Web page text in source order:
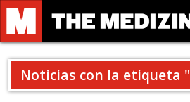
Noticias con la etiqueta "